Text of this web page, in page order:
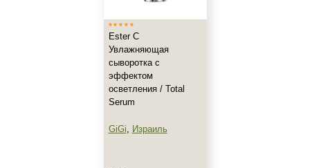
Ester C
Увлажняющая
сыворотка с
эффектом
осветления / Total
Serum
GiGi, Израиль
+7 (929) 933-09-89